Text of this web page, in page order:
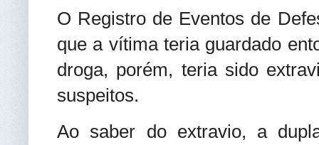
O Registro de Eventos de
que a vítima teria guardado
droga, porém, teria sido
suspeitos.
Ao saber do extravio, a